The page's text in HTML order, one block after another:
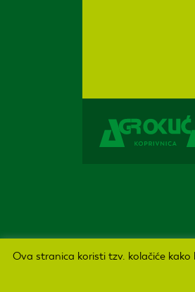
Sva prava pridržana
Ova stranica koristi tzv. kolačiće